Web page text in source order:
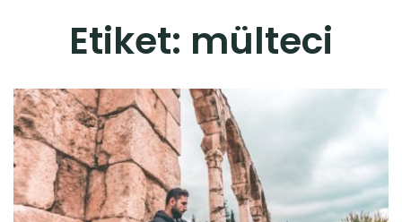
Etiket: mülteci